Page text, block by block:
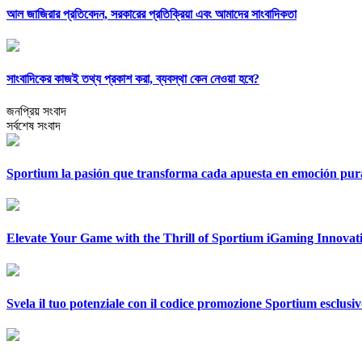
আল জাজিরার প্রতিবেদন, সরকারের প্রতিক্রিয়া এবং আমাদের সাংবাদিকতা
সাংবাদিকের কাজই তথ্য প্রকাশ করা, ব্যবস্থা কেন নেওয়া হবে?
জনপ্রিয় সংবাদ
সর্বশেষ সংবাদ
Sportium la pasión que transforma cada apuesta en emoción
Elevate Your Game with the Thrill of Sportium iGaming
Svela il tuo potenziale con il codice promozione Sportium